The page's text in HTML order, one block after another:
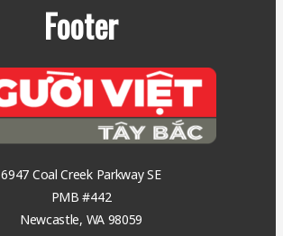
Footer
6947 Coal Creek Parkway SE
PMB #442
Newcastle, WA 98059